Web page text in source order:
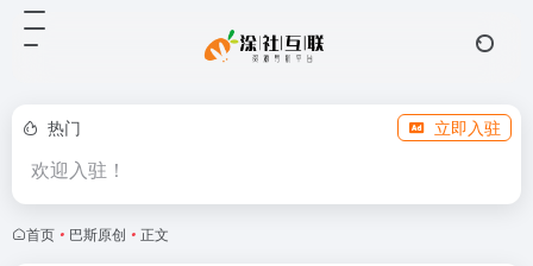
热门 立即入驻
欢迎入驻！
首页 • 巴斯原创 • 正文